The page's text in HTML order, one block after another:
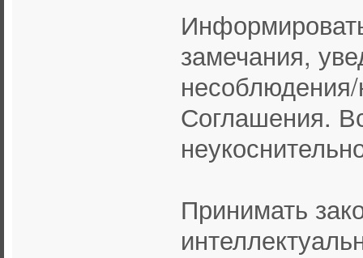
замечания,
Соглашения.
Принимать